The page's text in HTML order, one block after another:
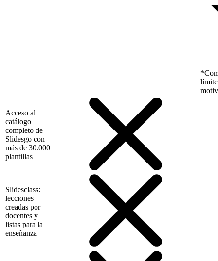
límite
Acceso al
catálogo
completo de
Slidesgo con
más de 30.000
plantillas
Slidesclass:
lecciones
creadas por
docentes y
listas para la
enseñanza